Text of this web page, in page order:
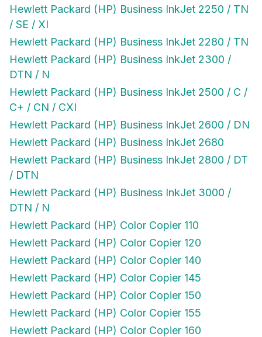
Hewlett Packard (HP) Business InkJet 2250 / TN
/ SE / XI
Hewlett Packard (HP) Business InkJet 2280 / TN
Hewlett Packard (HP) Business InkJet 2300 /
DTN / N
Hewlett Packard (HP) Business InkJet 2500 / C /
C+ / CN / CXI
Hewlett Packard (HP) Business InkJet 2600 / DN
Hewlett Packard (HP) Business InkJet 2680
Hewlett Packard (HP) Business InkJet 2800 / DT
/ DTN
Hewlett Packard (HP) Business InkJet 3000 /
DTN / N
Hewlett Packard (HP) Color Copier 110
Hewlett Packard (HP) Color Copier 120
Hewlett Packard (HP) Color Copier 140
Hewlett Packard (HP) Color Copier 145
Hewlett Packard (HP) Color Copier 150
Hewlett Packard (HP) Color Copier 155
Hewlett Packard (HP) Color Copier 160